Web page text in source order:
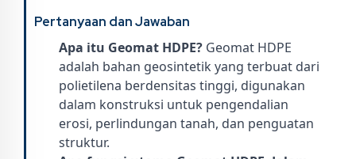
Pertanyaan dan Jawaban
Apa itu Geomat HDPE? Geomat HDPE
adalah bahan geosintetik yang terbuat dari
polietilena berdensitas tinggi, digunakan
dalam konstruksi untuk pengendalian
erosi, perlindungan tanah, dan penguatan
struktur.